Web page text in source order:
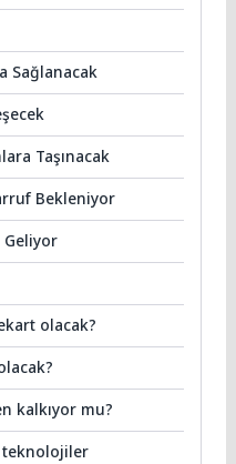
Sağlanacak
Taşınacak
Bekleniyor
Geliyor
olacak?
kalkıyor mu?
teknolojiler